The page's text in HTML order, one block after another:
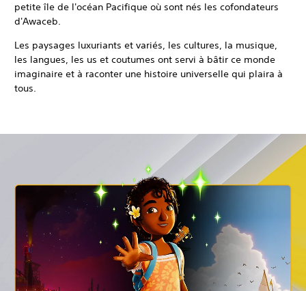
petite île de l'océan Pacifique où sont nés les cofondateurs
d'Awaceb.
Les paysages luxuriants et variés, les cultures, la musique,
les langues, les us et coutumes ont servi à bâtir ce monde
imaginaire et à raconter une histoire universelle qui plaira à
tous.